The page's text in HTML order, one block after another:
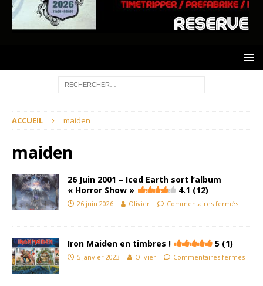
ACCUEIL maiden
maiden
26 Juin 2001 – Iced Earth sort l’album
« Horror Show »
4.1 (12)
26 juin 2026 Olivier Commentaires fermés
Iron Maiden en timbres ! 5 (1)
5 janvier 2023 Olivier Commentaires fermés